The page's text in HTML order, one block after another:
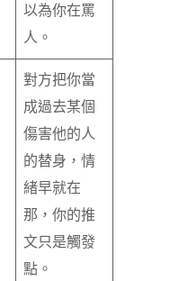
以為你在罵
人。
對方把你當
成過去某個
傷害他的人
的替身，情
緒早就在
那，你的推
文只是觸發
點。